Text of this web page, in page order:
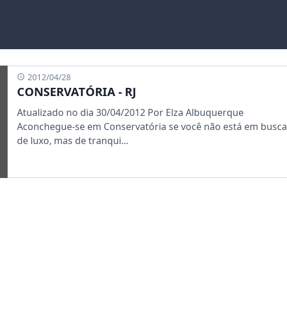
2012/04/28
CONSERVATÓRIA - RJ
Atualizado no dia 30/04/2012 Por Elza Albuquerque
Aconchegue-se em Conservatória se você não está em busca
de luxo, mas de tranqui...